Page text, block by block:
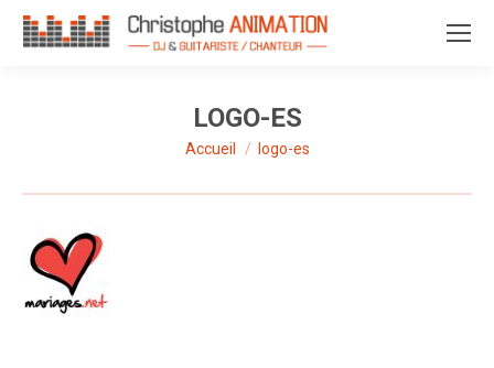
LOGO-ES
Vous êtes ici :
Accueil logo-es